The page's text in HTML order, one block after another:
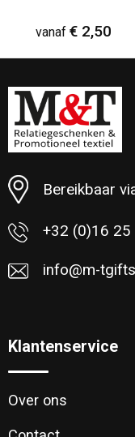
vanaf € 2,50
Minimale
Bereikbaar
+32 (0)16 25
info@m-
Klantenservice
Over ons